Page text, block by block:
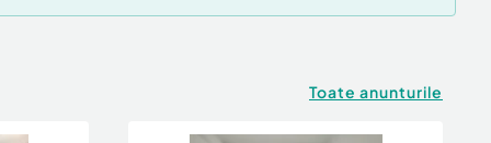
Toate anunturile